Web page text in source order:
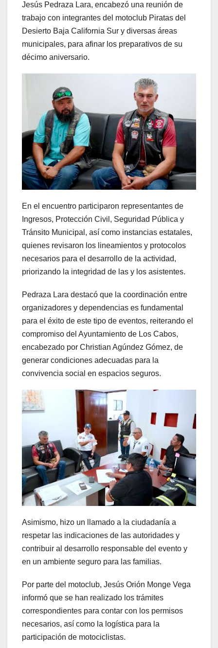
Jesús Pedraza Lara, encabezó una reunión de
trabajo con integrantes del motoclub Piratas del
Desierto Baja California Sur y diversas áreas
municipales, para afinar los preparativos de su
décimo aniversario.
En el encuentro participaron representantes de
Ingresos, Protección Civil, Seguridad Pública y
Tránsito Municipal, así como instancias estatales,
quienes revisaron los lineamientos y protocolos
necesarios para el desarrollo de la actividad,
priorizando la integridad de las y los asistentes.
Pedraza Lara destacó que la coordinación entre
organizadores y dependencias es fundamental
para el éxito de este tipo de eventos, reiterando el
compromiso del Ayuntamiento de Los Cabos,
encabezado por Christian Agúndez Gómez, de
generar condiciones adecuadas para la
convivencia social en espacios seguros.
Asimismo, hizo un llamado a la ciudadanía a
respetar las indicaciones de las autoridades y
contribuir al desarrollo responsable del evento y
en un ambiente seguro para las familias.
Por parte del motoclub, Jesús Orión Monge Vega
informó que se han realizado los trámites
correspondientes para contar con los permisos
necesarios, así como la logística para la
participación de motociclistas.